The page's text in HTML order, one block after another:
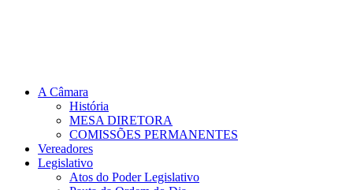
A Câmara
História
MESA DIRETORA
COMISSÕES PERMANENTES
Vereadores
Legislativo
Atos do Poder Legislativo